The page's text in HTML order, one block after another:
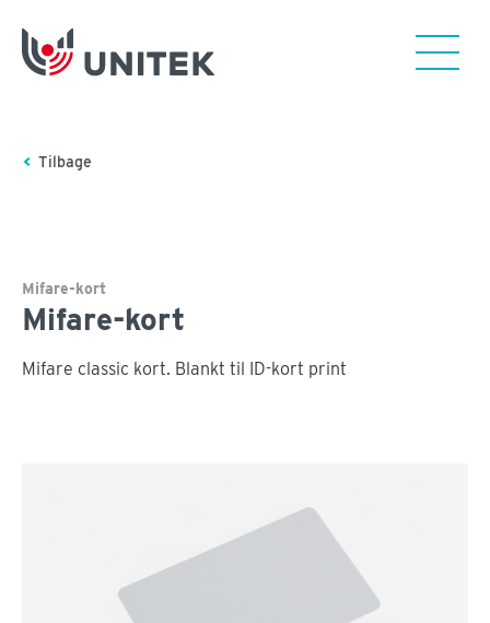
Tilbage
Mifare-kort
Mifare-kort
Mifare classic kort. Blankt til ID-kort print